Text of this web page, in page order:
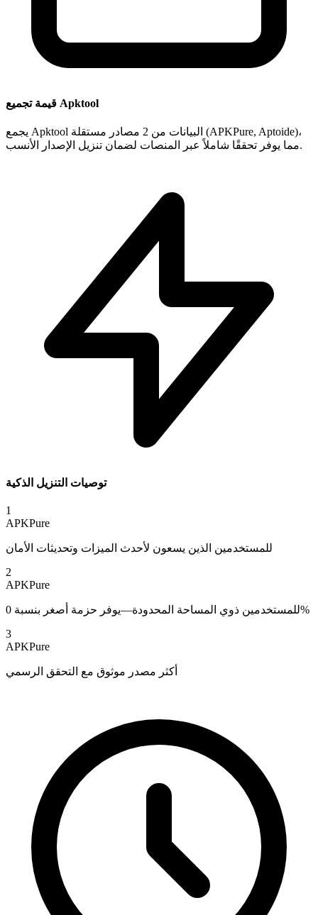
قيمة تجميع Apktool
يجمع Apktool البيانات من 2 مصادر مستقلة (APKPure, Aptoide)،
مما يوفر تحققًا شاملاً عبر المنصات لضمان تنزيل الإصدار الأنسب.
توصيات التنزيل الذكية
1
APKPure
للمستخدمين الذين يسعون لأحدث الميزات وتحديثات الأمان
2
APKPure
للمستخدمين ذوي المساحة المحدودة—يوفر حزمة أصغر بنسبة 0%
3
APKPure
أكثر مصدر موثوق مع التحقق الرسمي